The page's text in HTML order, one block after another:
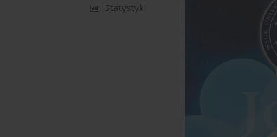
Statystyki